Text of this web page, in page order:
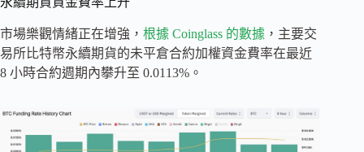
市場樂觀情緒正在增強， 根據 Coinglass 的數據 ，主要交
易所比特幣永續期貨的未平倉合約加權資金費率在最近
8 小時合約週期內攀升至 0.0113%。